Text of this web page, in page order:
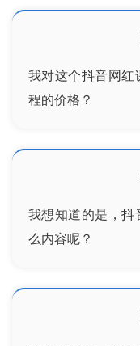
我对这个抖音网红
程的价格？
我想知道的是，抖
么内容呢？